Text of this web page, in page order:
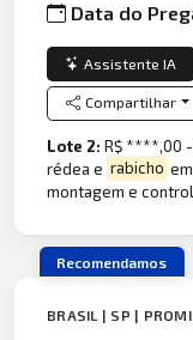
Data do
Assistente IA
Compartilhar
Lote 2:R$ ****,00 -
rédea e rabicho
montagem e
Recomendamos
BRASIL | SP |